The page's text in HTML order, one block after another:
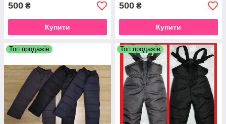
500 ₴
Купити
500 ₴
Купити
Топ продажів Топ продажів